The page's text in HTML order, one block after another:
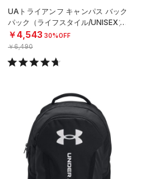
UAトライアンフ キャンパス バック
パック（ライフスタイル/UNISEX）
￥4,543 30%OFF
￥6,490